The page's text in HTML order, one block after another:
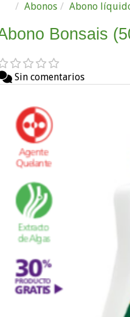
Abonos
Abono
Bonsais
Sin comentarios